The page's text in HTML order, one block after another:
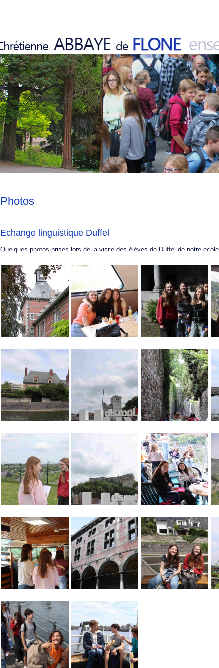
Photos
Echange linguistique Duffel
Quelques photos prises lors de la visite des élèves de Duffel de notre école.